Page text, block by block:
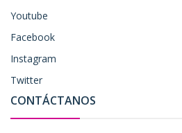
Youtube
Facebook
Instagram
Twitter
CONTÁCTANOS